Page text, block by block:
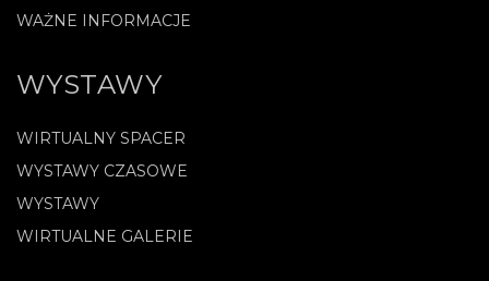
WAŻNE INFORMACJE
WYSTAWY
WIRTUALNY SPACER
WYSTAWY CZASOWE
WYSTAWY
WIRTUALNE GALERIE